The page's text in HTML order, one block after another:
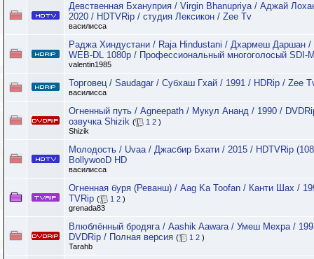
Девственная Бхануприя / Virgin Bhanupriya / Аджай
2020 / HDTVRip / студия Лексикон / Zee Tv
василисса
Раджа Хиндустани / Raja Hindustani / Дхармеш Даршан /
WEB-DL 1080p / Профессиональный многоголосый SDI-
valentin1985
Торговец / Saudagar / Субхаш Гхай / 1991 / HDRip / Zee
василисса
Огненный путь / Agneepath / Мукул Ананд / 1990 /
озвучка Shizik ( 1 2 )
Shizik
Молодость / Uvaa / Джасбир Бхати / 2015 / HDTVRip
BollywooD HD
василисса
Огненная буря (Реванш) / Aag Ka Toofan / Канти Шах /
TVRip ( 1 2 )
grenada83
Влюблённый бродяга / Aashik Aawara / Умеш Мехра /
DVDRip / Полная версия ( 1 2 )
Tarahb